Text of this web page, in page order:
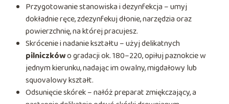
Przygotowanie stanowiska i dezynfekcja – umyj
dokładnie ręce, zdezynfekuj dłonie, narzędzia oraz
powierzchnię, na której pracujesz.
Skrócenie i nadanie kształtu – użyj delikatnych
pilniczkówo gradacji ok. 180–220, opiłuj paznokcie w
jednym kierunku, nadając im owalny, migdałowy lub
squovalowy kształt.
Odsunięcie skórek – nałóż preparat zmiękczający, a